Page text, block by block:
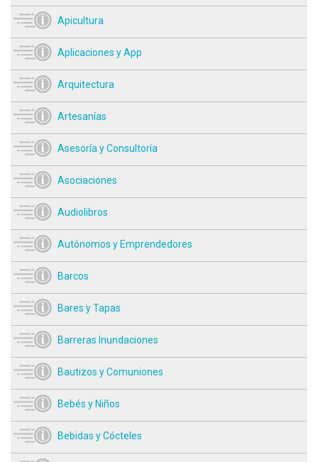
Apicultura
Aplicaciones y App
Arquitectura
Artesanías
Asesoría y Consultoría
Asociaciones
Audiolibros
Autónomos y Emprendedores
Barcos
Bares y Tapas
Barreras Inundaciones
Bautizos y Comuniones
Bebés y Niños
Bebidas y Cócteles